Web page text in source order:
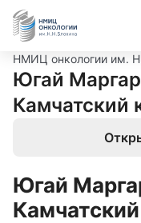
НМИЦ онкологии им.
Югай
Камчатский
Югай